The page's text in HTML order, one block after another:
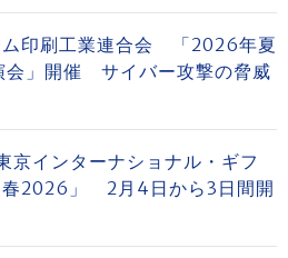
ム印刷工業連合会 「2026年夏
会」開催 サイバー攻撃の脅威
京インターナショナル・ギフ
春2026」 2月4日から3日間開